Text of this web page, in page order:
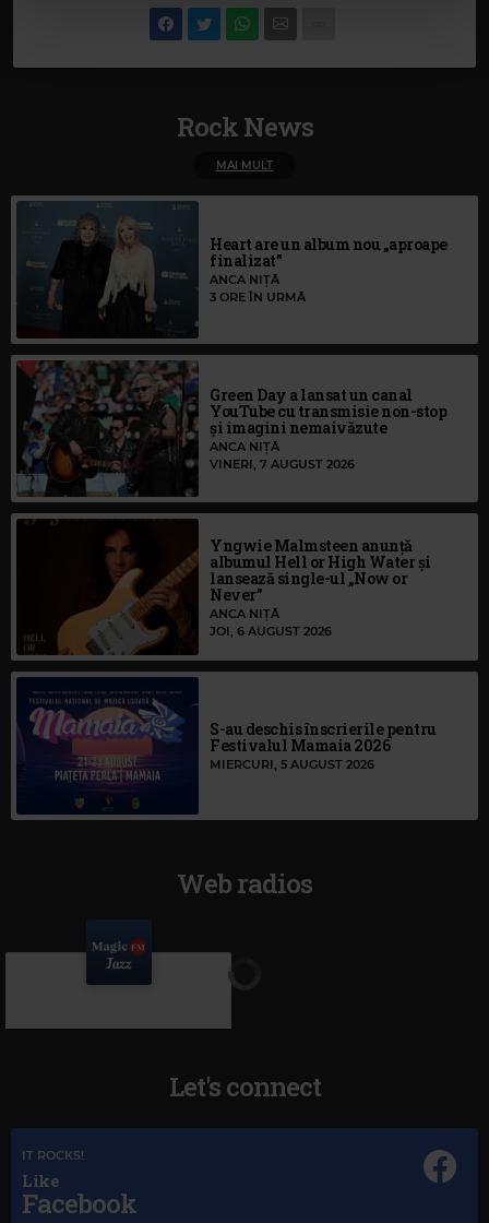
Rock News
MAI MULT
Heart are un album nou „aproape
finalizat”
ANCA NIȚĂ
3 ORE ÎN URMĂ
Green Day a lansat un canal
YouTube cu transmisie non-stop
și imagini nemaivăzute
ANCA NIȚĂ
VINERI, 7 AUGUST 2026
Yngwie Malmsteen anunță
albumul Hell or High Water și
lansează single-ul „Now or
Never”
ANCA NIȚĂ
JOI, 6 AUGUST 2026
S-au deschis înscrierile pentru
Festivalul Mamaia 2026
MIERCURI, 5 AUGUST 2026
Web radios
Magic Jazz
Let's connect
IT ROCKS!
Like
Facebook